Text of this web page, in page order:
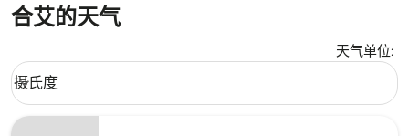
合艾的天气
天气单位:
Weather unit option 摄氏度 Selected
摄氏度
keyboard_arrow_down